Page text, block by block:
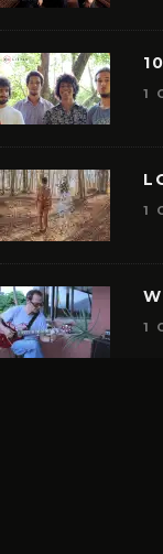
1
1
1